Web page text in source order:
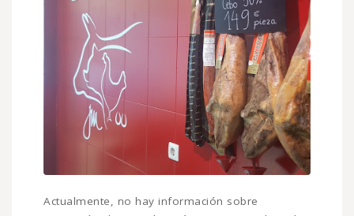
Actualmente, no hay información sobre